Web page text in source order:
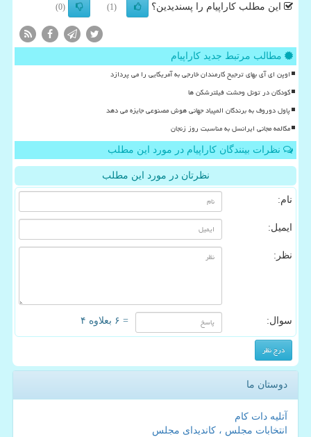
این مطلب کاراپیام را پسندیدین؟ (1)
(0)
مطالب مرتبط جدید کاراپیام
اوپن ای آی بهای ترجیح کارمندان خارجی به آمریکایی را می پردازد
کودکان در تونل وحشت فیلترشکن ها
پاول دوروف به برندگان المپیاد جهانی هوش مصنوعی جایزه می دهد
مکالمه مجانی ایرانسل به مناسبت روز زنجان
نظرات بینندگان کاراپیام در مورد این مطلب
نظرتان در مورد این مطلب
نام:
ایمیل:
نظر:
سوال: = ۶ بعلاوه ۴
دوستان ما
آتلیه دات کام
انتخابات مجلس ، کاندیدای مجلس